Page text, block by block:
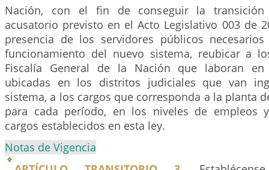
Nación, con el fin de conseguir la
acusatorio previsto en el Acto Legislativo 003 de
presencia de los servidores públicos
funcionamiento del nuevo sistema, reubicar a
Fiscalía General de la Nación que laboran en
ubicadas en los distritos judiciales que van
sistema, a los cargos que corresponda a la planta
para cada período, en los niveles de empleos
cargos establecidos en esta ley.
Notas de Vigencia